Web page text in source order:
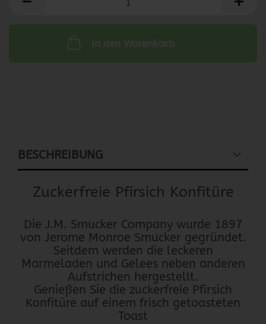
In den Warenkorb
BESCHREIBUNG
Zuckerfreie Pfirsich Konfitüre
Die J.M. Smucker Company wurde 1897
von Jerome Monroe Smucker gegründet.
Seitdem werden die leckeren
Marmeladen und Gelees neben anderen
Aufstrichen hergestellt.
Genießen Sie die zuckerfreie Pfirsich
Konfitüre auf einem frisch getoasteten
Toast